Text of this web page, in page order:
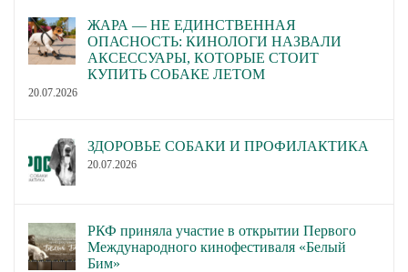
ЖАРА — НЕ ЕДИНСТВЕННАЯ
ОПАСНОСТЬ: КИНОЛОГИ НАЗВАЛИ
АКСЕССУАРЫ, КОТОРЫЕ СТОИТ
КУПИТЬ СОБАКЕ ЛЕТОМ
20.07.2026
ЗДОРОВЬЕ СОБАКИ И ПРОФИЛАКТИКА
20.07.2026
РКФ приняла участие в открытии Первого
Международного кинофестиваля «Белый
Бим»